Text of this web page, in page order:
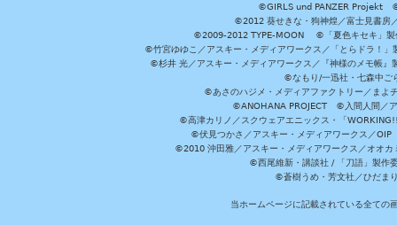
©GIRLS und PANZER Projekt ©
©2012 葵せきな・狗神煌／富士見書
©2009-2012 TYPE-MOON ©「夏色キセキ」製
©竹宮ゆゆこ／アスキー・メディアワークス／「とらドラ！
©杉井 光／アスキー・メディアワークス／『神様のメモ帳
©なもり/一迅社・七森中
©あさのハジメ・メディアファクトリー／ま
©ANOHANA PROJECT ©入間人間／ア
©高津カリノ／スクウェアエニックス・「
©伏見つかさ／アスキー・メディアワークス／
©2010 沖田雅／アスキー・メディアワークス／オオ
©西尾維新・講談社 / 「刀語」製作
©蒼樹うめ・芳文社／ひだま
当ホームページに記載されている全ての